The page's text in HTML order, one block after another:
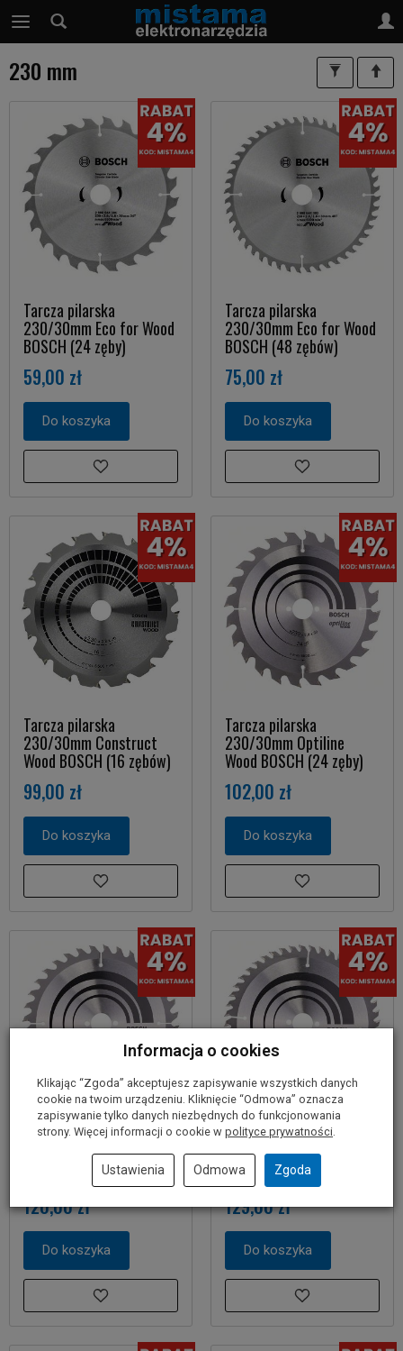
230 mm
Tarcza pilarska
230/30mm Eco for Wood
BOSCH (24 zęby)
59,00 zł
Do koszyka
Tarcza pilarska
230/30mm Eco for Wood
BOSCH (48 zębów)
75,00 zł
Do koszyka
Tarcza pilarska
230/30mm Construct
Wood BOSCH (16 zębów)
99,00 zł
Do koszyka
Tarcza pilarska
230/30mm Optiline
Wood BOSCH (24 zęby)
102,00 zł
Do koszyka
Tarcza pilarska
230/30mm Optiline
Wood BOSCH (36 zębów)
120,00 zł
Do koszyka
Tarcza pilarska
230/30mm Optiline
Wood BOSCH (48 zębów)
129,00 zł
Do koszyka
Informacja o cookies
Klikając “Zgoda” akceptujesz zapisywanie wszystkich danych
cookie na twoim urządzeniu. Kliknięcie “Odmowa” oznacza
zapisywanie tylko danych niezbędnych do funkcjonowania
strony. Więcej informacji o cookie w polityce prywatności
Ustawienia Odmowa Zgoda